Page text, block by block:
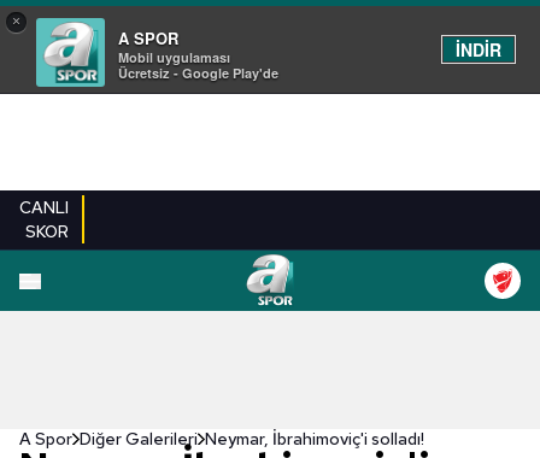
×
A SPOR
Mobil uygulaması
Ücretsiz - Google Play'de
İNDİR
CANLI
SKOR
EN YENILER
A Spor Diğer Galerileri Neymar, İbrahimoviç'i solladı!